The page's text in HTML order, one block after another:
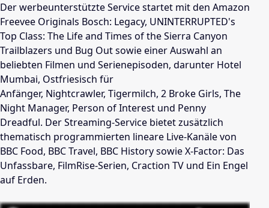
Der werbeunterstützte Service startet mit den Amazon
Freevee Originals Bosch: Legacy, UNINTERRUPTED's
Top Class: The Life and Times of the Sierra Canyon
Trailblazers und Bug Out sowie einer Auswahl an
beliebten Filmen und Serienepisoden, darunter Hotel
Mumbai, Ostfriesisch für
Anfänger, Nightcrawler, Tigermilch, 2 Broke Girls, The
Night Manager, Person of Interest und Penny
Dreadful. Der Streaming-Service bietet zusätzlich
thematisch programmierten lineare Live-Kanäle von
BBC Food, BBC Travel, BBC History sowie X-Factor: Das
Unfassbare, FilmRise-Serien, Craction TV und Ein Engel
auf Erden.